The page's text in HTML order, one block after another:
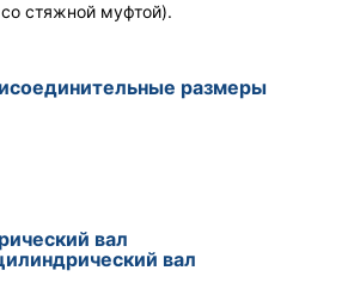
стяжной муфтой).
размеры
валов
вал
вал